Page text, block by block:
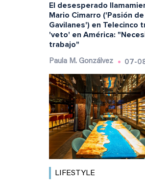
El desesperado
Mario Cimarro ('Pasión de
Gavilanes') en Telecinco
'veto' en América:
trabajo"
Paula M. Gonzálvez 07-
LIFESTYLE